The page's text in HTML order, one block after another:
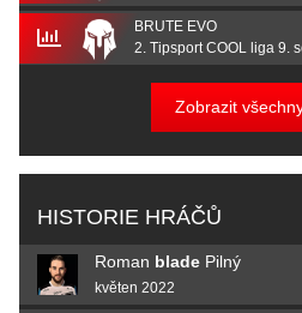
BRUTE EVO
Zobrazit
HISTORIE HRÁČŮ
Roman blade Pilný
květen 2022